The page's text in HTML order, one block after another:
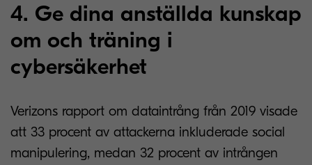
4. Ge dina anställda kunskap
om och träning i
cybersäkerhet
Verizons rapport om dataintrång från 2019 visade
att 33 procent av attackerna inkluderade social
manipulering, medan 32 procent av intrången